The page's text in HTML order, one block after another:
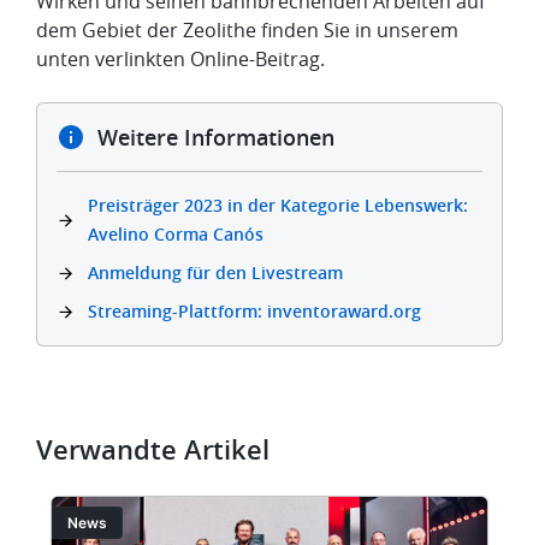
dem Gebiet der Zeolithe finden Sie in unserem
unten verlinkten Online-Beitrag.
Weitere Informationen
Preisträger 2023 in der Kategorie Lebenswerk:
Avelino Corma Canós
Anmeldung für den Livestream
Streaming-Plattform: inventoraward.org
Verwandte Artikel
Bild
News